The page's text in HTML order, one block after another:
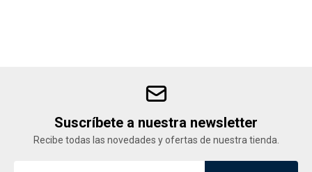
Suscríbete a nuestra newsletter
Recibe todas las novedades y ofertas de nuestra tienda.